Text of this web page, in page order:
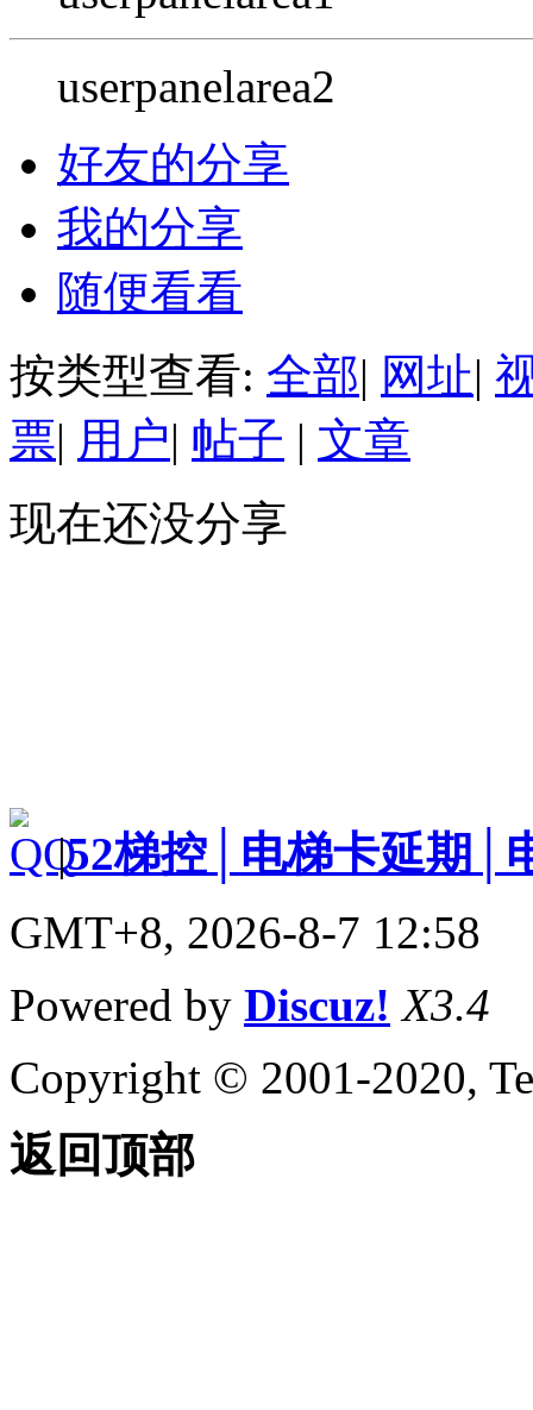
userpanelarea2
好友的分享
我的分享
随便看看
按类型查看: 全部| 网址|
票| 用户| 帖子 | 文章
现在还没分享
|52梯控│电梯卡延期│
GMT+8, 2026-8-7 12:58
Powered by Discuz! X3.4
Copyright © 2001-2020,
返回顶部